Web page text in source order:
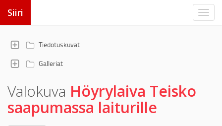
Siiri
Tiedotuskuvat
Galleriat
Valokuva Höyrylaiva Teisko
saapumassa laiturille